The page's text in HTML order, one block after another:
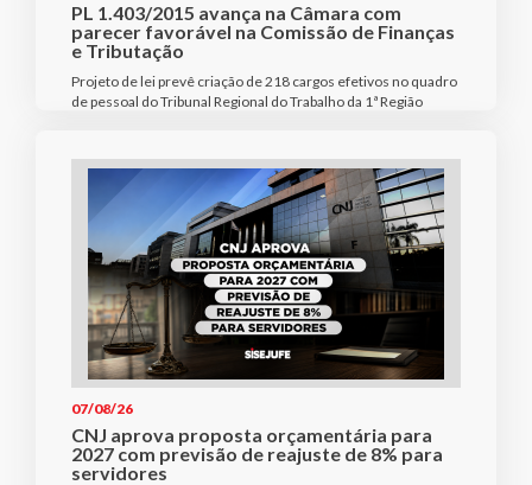
PL 1.403/2015 avança na Câmara com
parecer favorável na Comissão de Finanças
e Tributação
Projeto de lei prevê criação de 218 cargos efetivos no quadro
de pessoal do Tribunal Regional do Trabalho da 1ª Região
07/08/26
CNJ aprova proposta orçamentária para
2027 com previsão de reajuste de 8% para
servidores